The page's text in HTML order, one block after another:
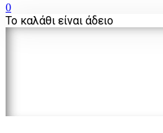
0
Το καλάθι είναι άδειο